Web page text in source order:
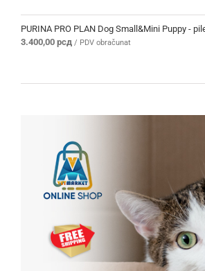
PURINA PRO PLAN Dog Small&Mini Puppy -
3.400,00 рсд / PDV obračunat